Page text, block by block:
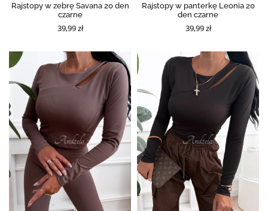
Rajstopy w zebrę Savana 20 den
czarne
39,99 zł
Rajstopy w panterkę Leonia 20
den czarne
39,99 zł